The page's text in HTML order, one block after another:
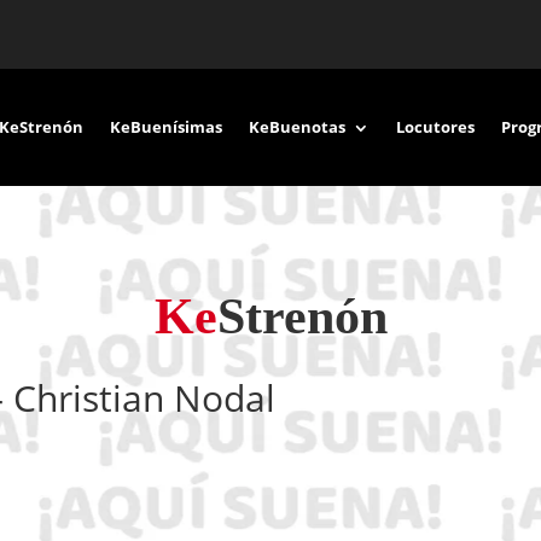
KeStrenón KeBuenísimas KeBuenotas Locutores
KeStrenón
Christian Nodal